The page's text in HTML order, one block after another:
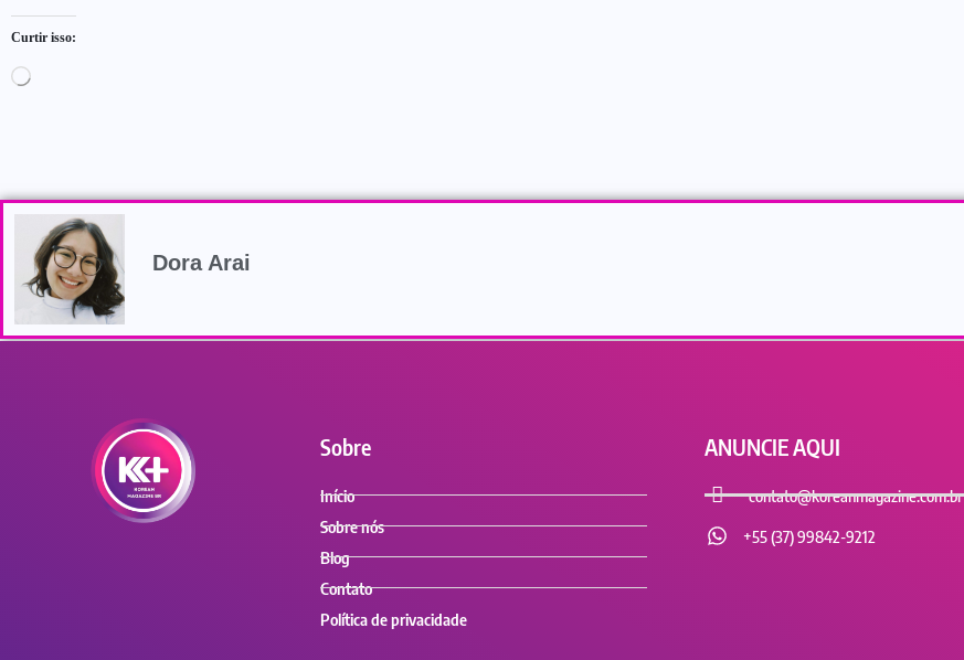
Curtir isso:
Dora Arai
Sobre
Início
Sobre nós
Blog
Contato
Política de privacidade
ANUNCIE AQUI
contato@koreanmagazine.com.br
+55 (37) 99842-9212